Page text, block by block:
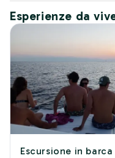
Esperienze da
Escursione in